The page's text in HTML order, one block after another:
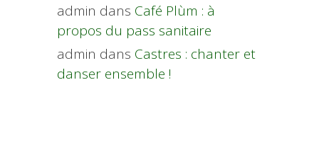
admin dans Café Plùm : à
propos du pass sanitaire
admin dans Castres : chanter et
danser ensemble !